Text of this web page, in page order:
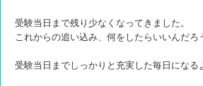
受験当日まで残り少なくなってきました。
これからの追い込み、何をしたらいいんだ
受験当日までしっかりと充実した毎日にな